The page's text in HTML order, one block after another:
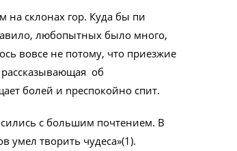
на склонах гор. Куда бы пи
любопытных было много,
вовсе не потому, что приезжие
об
болей и npeспокойно спит.
с большим почтением. В
умел творить чудеса»(1).